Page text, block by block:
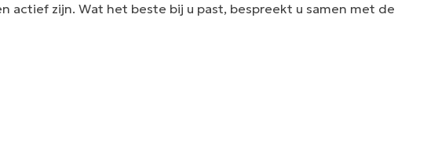
actief zijn. Wat het beste bij u past, bespreekt u samen met de